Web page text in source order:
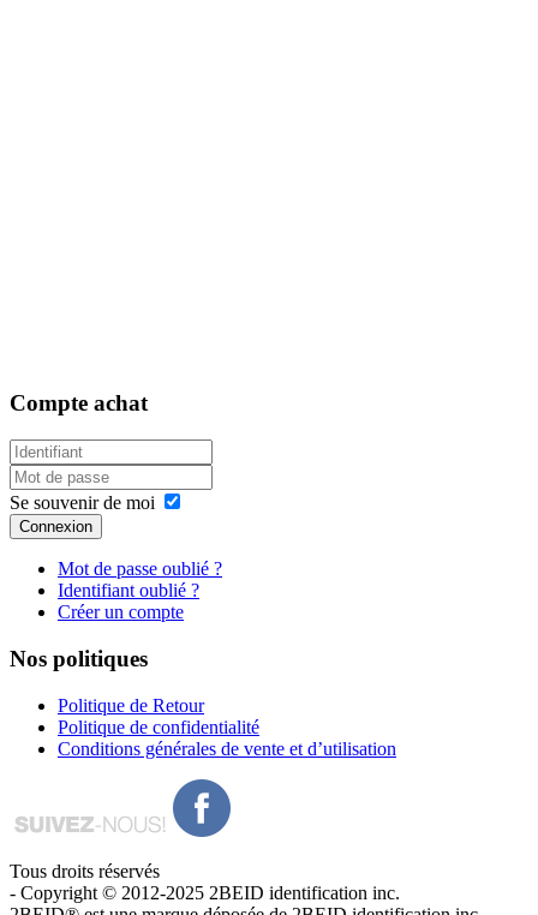
Compte achat
Se souvenir de moi
Connexion
Mot de passe oublié ?
Identifiant oublié ?
Créer un compte
Nos politiques
Politique de Retour
Politique de confidentialité
Conditions générales de vente et d’utilisation
Tous droits réservés
- Copyright © 2012-2025 2BEID identification inc.